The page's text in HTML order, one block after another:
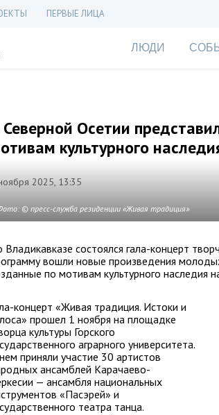
ПЕРВЫЕ ЛИЦА
ЛЮДИ
Осетии
культурного
2025, 13:35
© пресс-служба резиденции «Живая традиция»
Владикавказе состоялся гала-концерт
вошли новые произведения
по мотивам культурного наследия
концерт «Живая традиция. Истоки и
прошел 1 ноября на площадке
культуры Горского
аграрного университета.
приняли участие 30 артистов
ансамблей Карачаево-
— ансамбля национальных
«Пасэрей» и
театра танца.